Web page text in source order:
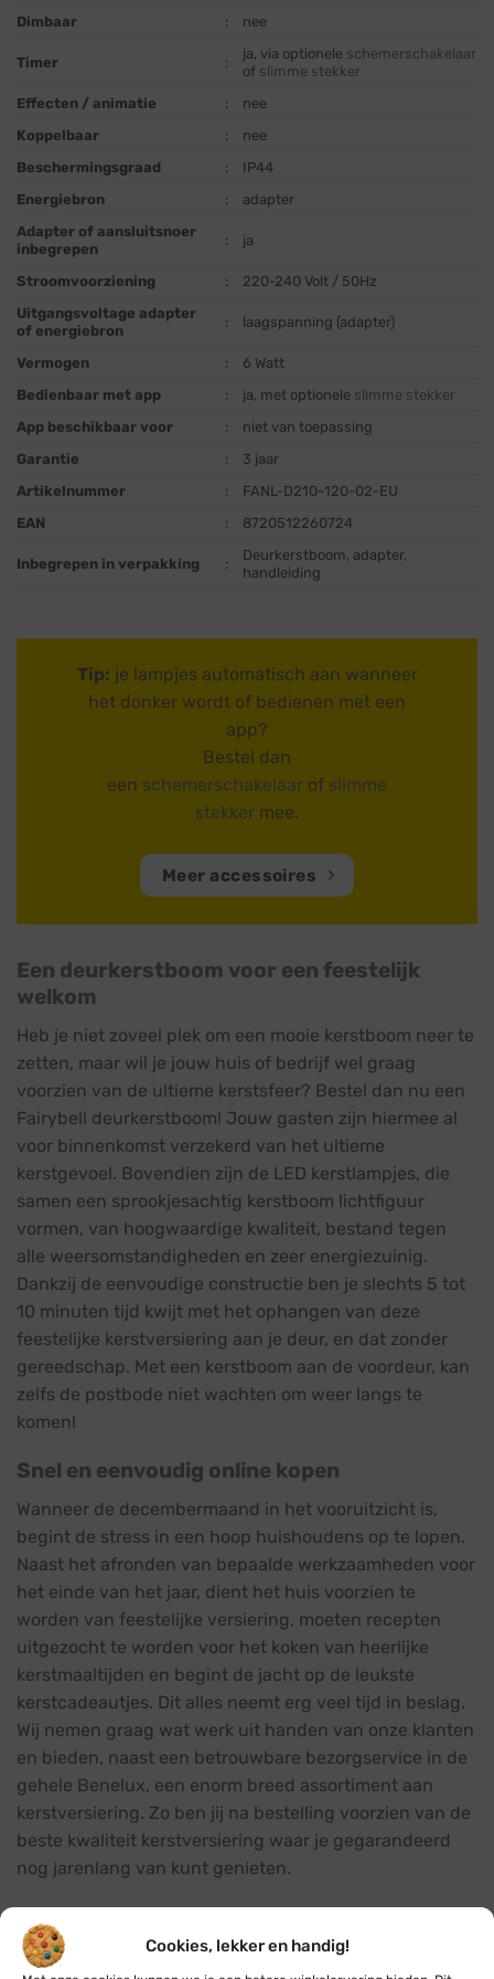
Cookies, lekker en handig!
Dimbaar : nee
Timer :
ja, via optionele schemerschakelaar
of slimme stekker
Effecten / animatie
:
nee
Koppelbaar
:
nee
Beschermingsgraad
:
IP44
Energiebron
:
adapter
Adapter of aansluitsnoer
inbegrepen
: ja
Stroomvoorziening :
220-240 Volt / 50Hz
Uitgangsvoltage adapter
of energiebron
: laagspanning (adapter)
Vermogen :
6 Watt
Bedienbaar met app
: ja, met optionele slimme stekker
App beschikbaar voor
:
niet van toepassing
Garantie
:
3 jaar
Artikelnummer
:
FANL-D210-120-02-EU
EAN
: 8720512260724
Inbegrepen in verpakking :
Deurkerstboom, adapter,
handleiding
Tip: je lampjes automatisch aan wanneer
het donker wordt of bedienen met een
app?
Bestel dan
een schemerschakelaar of slimme
stekker mee.
Meer accessoires
Een deurkerstboom voor een feestelijk
welkom
Heb je niet zoveel plek om een mooie kerstboom neer te
zetten, maar wil je jouw huis of bedrijf wel graag
voorzien van de ultieme kerstsfeer? Bestel dan nu een
Fairybell deurkerstboom! Jouw gasten zijn hiermee al
voor binnenkomst verzekerd van het ultieme
kerstgevoel. Bovendien zijn de LED kerstlampjes, die
samen een sprookjesachtig kerstboom lichtfiguur
vormen, van hoogwaardige kwaliteit, bestand tegen
alle weersomstandigheden en zeer energiezuinig.
Dankzij de eenvoudige constructie ben je slechts 5 tot
10 minuten tijd kwijt met het ophangen van deze
feestelijke kerstversiering aan je deur, en dat zonder
gereedschap. Met een kerstboom aan de voordeur, kan
zelfs de postbode niet wachten om weer langs te
komen!
Snel en eenvoudig online kopen
Wanneer de decembermaand in het vooruitzicht is,
begint de stress in een hoop huishoudens op te lopen.
Naast het afronden van bepaalde werkzaamheden voor
het einde van het jaar, dient het huis voorzien te
worden van feestelijke versiering, moeten recepten
uitgezocht te worden voor het koken van heerlijke
kerstmaaltijden en begint de jacht op de leukste
kerstcadeautjes. Dit alles neemt erg veel tijd in beslag.
Wij nemen graag wat werk uit handen van onze klanten
en bieden, naast een betrouwbare bezorgservice in de
gehele Benelux, een enorm breed assortiment aan
kerstversiering. Zo ben jij na bestelling voorzien van de
beste kwaliteit kerstversiering waar je gegarandeerd
nog jarenlang van kunt genieten.
Geen rommel op de stoep met een
deurkerstboom